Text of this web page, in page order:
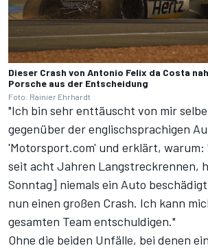
Dieser Crash von Antonio Felix da Costa
Porsche aus der Entscheidung
Foto: Rainier Ehrhardt
"Ich bin sehr enttäuscht von mir
gegenüber der englischsprachigen
'Motorsport.com' und erklärt,
seit acht Jahren Langstreckrennen,
Sonntag] niemals ein Auto
nun einen großen Crash. Ich kann
gesamten Team entschuldigen."
Ohne die beiden Unfälle, bei denen